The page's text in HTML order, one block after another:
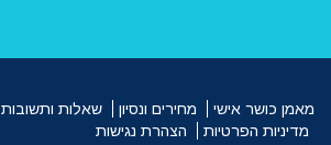
מאמן כושר אישי מחירים ונסיון שאלות ותשובות
מדיניות הפרטיות
הצהרת נגישות